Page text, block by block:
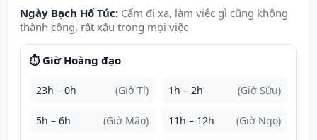
Ngày Bạch Hổ Túc: Cấm đi xa, làm việc gì cũng không
thành công, rất xấu trong mọi việc
⏱️ Giờ Hoàng đạo
23h – 0h (Giờ Tí) 1h – 2h (Giờ Sửu)
5h – 6h (Giờ Mão) 11h – 12h (Giờ Ngọ)